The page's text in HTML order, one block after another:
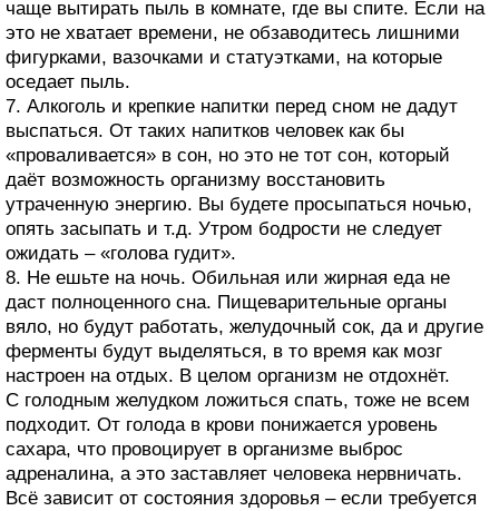
чаще вытирать пыль в комнате, где вы спите. Если на
это не хватает времени, не обзаводитесь лишними
фигурками, вазочками и статуэтками, на которые
оседает пыль.
7. Алкоголь и крепкие напитки перед сном не дадут
выспаться. От таких напитков человек как бы
«проваливается» в сон, но это не тот сон, который
даёт возможность организму восстановить
утраченную энергию. Вы будете просыпаться ночью,
опять засыпать и т.д. Утром бодрости не следует
ожидать – «голова гудит».
8. Не ешьте на ночь. Обильная или жирная еда не
даст полноценного сна. Пищеварительные органы
вяло, но будут работать, желудочный сок, да и другие
ферменты будут выделяться, в то время как мозг
настроен на отдых. В целом организм не отдохнёт.
С голодным желудком ложиться спать, тоже не всем
подходит. От голода в крови понижается уровень
сахара, что провоцирует в организме выброс
адреналина, а это заставляет человека нервничать.
Всё зависит от состояния здоровья – если требуется